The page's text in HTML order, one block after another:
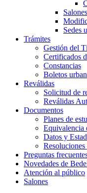
Sedes
Trámites
Gestión del
Certificados
Constancias
Boletos
Reválidas
Solicitud de
Reválidas
Documentos
Planes de
Equivalencia
Datos y
Resoluciones
Preguntas
Novedades de
Atención al público
Salones